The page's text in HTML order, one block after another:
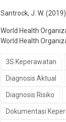
Santrock, J. W. (2019).
World Health
World Health
3S Keperawatan
Diagnosis Aktual
Diagnosis Risiko
Dokumentasi